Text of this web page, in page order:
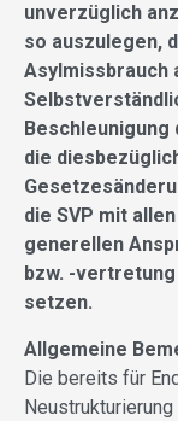
unverzüglich
so auszulegen,
die
die SVP mit
generellen
bzw. -
setzen.
Allgemeine
Die bereits für